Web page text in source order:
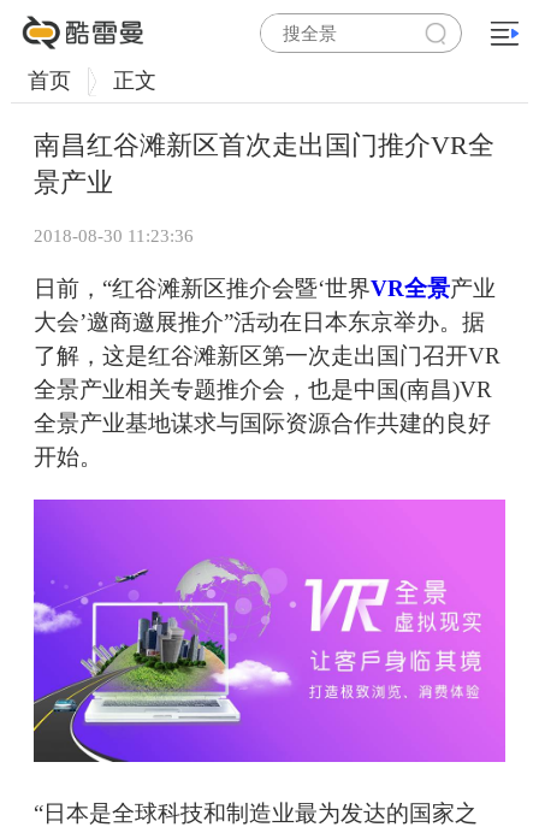
首页 正文
南昌红谷滩新区首次走出国门推介VR全
景产业
2018-08-30 11:23:36
日前，“红谷滩新区推介会暨‘世界VR全景产业
大会’邀商邀展推介”活动在日本东京举办。据
了解，这是红谷滩新区第一次走出国门召开VR
全景产业相关专题推介会，也是中国(南昌)VR
全景产业基地谋求与国际资源合作共建的良好
开始。
“日本是全球科技和制造业最为发达的国家之